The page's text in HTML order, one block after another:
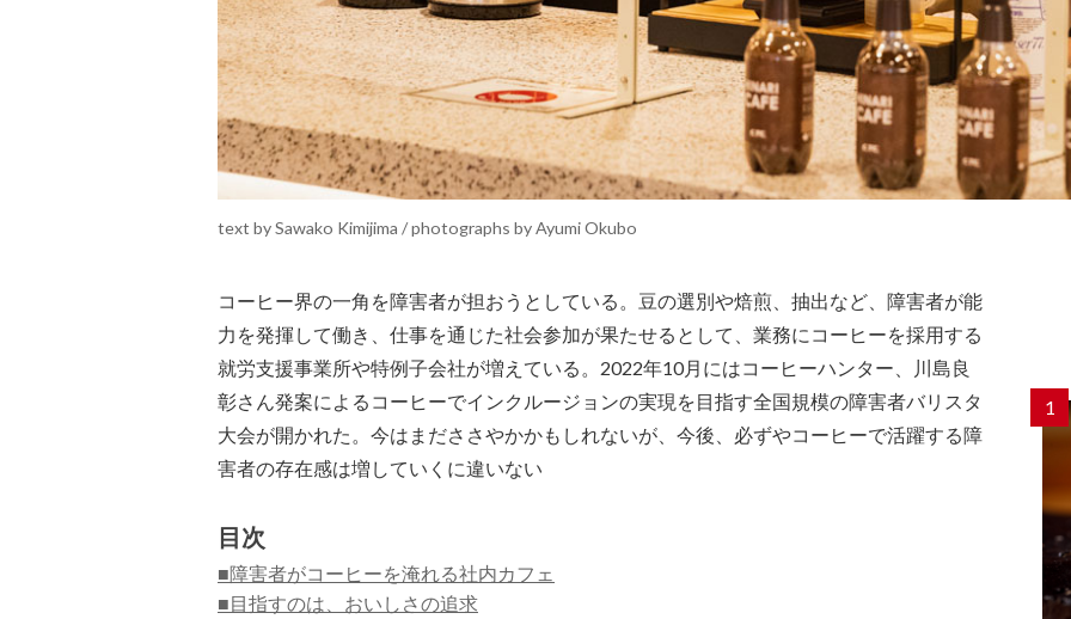
text by Sawako Kimijima / photographs by Ayumi Okubo
コーヒー界の一角を障害者が担おうとしている。豆の選別や焙煎、抽出など、障害者が能
力を発揮して働き、仕事を通じた社会参加が果たせるとして、業務にコーヒーを採用する
就労支援事業所や特例子会社が増えている。2022年10月にはコーヒーハンター、川島良
彰さん発案によるコーヒーでインクルージョンの実現を目指す全国規模の障害者バリスタ
大会が開かれた。今はまだささやかかもしれないが、今後、必ずやコーヒーで活躍する障
害者の存在感は増していくに違いない
目次
■障害者がコーヒーを淹れる社内カフェ
■目指すのは、おいしさの追求
1